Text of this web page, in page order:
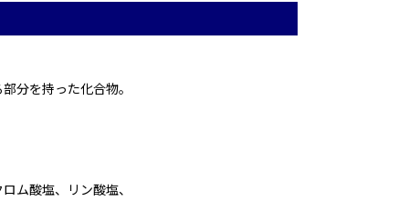
分を持った化合物。
ム酸塩、リン酸塩、